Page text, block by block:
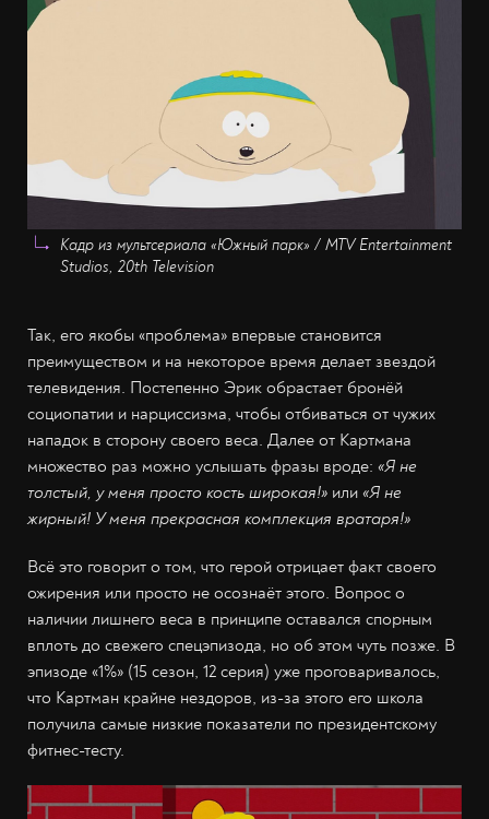
Кадр из мультсериала «Южный парк» / MTV Entertainment
Studios, 20th Television
Так, его якобы «проблема» впервые становится
преимуществом и на некоторое время делает звездой
телевидения. Постепенно Эрик обрастает бронёй
социопатии и нарциссизма, чтобы отбиваться от чужих
нападок в сторону своего веса. Далее от Картмана
множество раз можно услышать фразы вроде: «Я не
толстый, у меня просто кость широкая!» или «Я не
жирный! У меня прекрасная комплекция вратаря!»
Всё это говорит о том, что герой отрицает факт своего
ожирения или просто не осознаёт этого. Вопрос о
наличии лишнего веса в принципе оставался спорным
вплоть до свежего спецэпизода, но об этом чуть позже. В
эпизоде «1%» (15 сезон, 12 серия) уже проговаривалось,
что Картман крайне нездоров, из-за этого его школа
получила самые низкие показатели по президентскому
фитнес-тесту.